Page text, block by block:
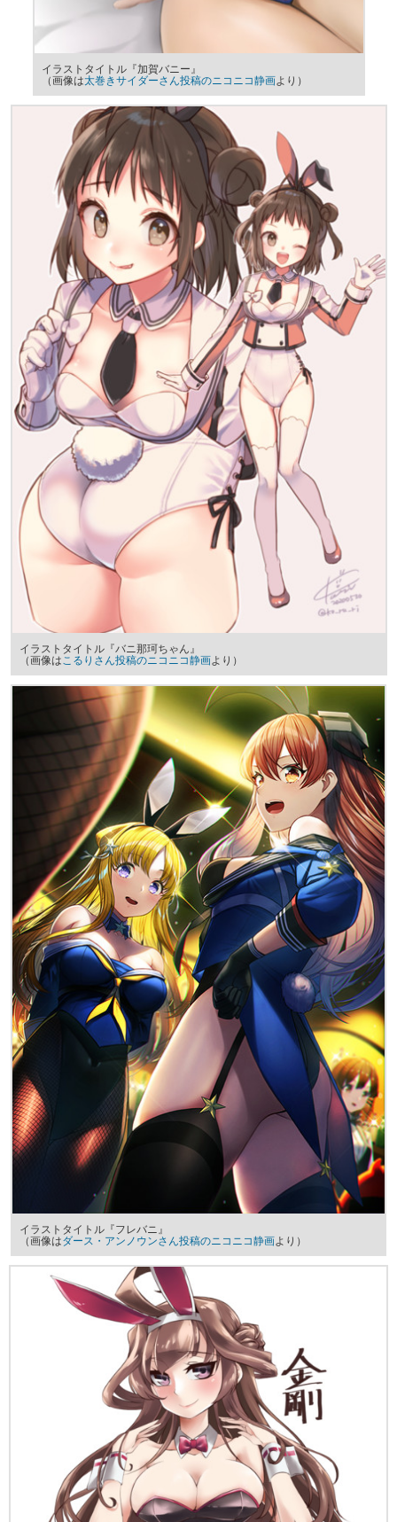
イラストタイトル『加賀バニー』
（画像は太巻きサイダーさん投稿のニコニコ静画より）
イラストタイトル『バニ那珂ちゃん』
（画像はこるりさん投稿のニコニコ静画より）
イラストタイトル『フレバニ』
（画像はダース・アンノウンさん投稿のニコニコ静画より）